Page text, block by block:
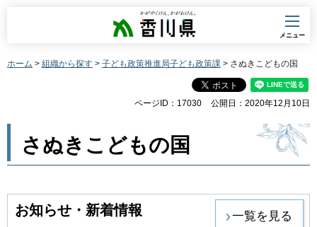
香川県
メニュー
ホーム > 組織から探す > 子ども政策推進局子ども政策課 > さぬきこどもの国
ページID：17030 公開日：2020年12月10日
さぬきこどもの国
お知らせ・新着情報 一覧を見る